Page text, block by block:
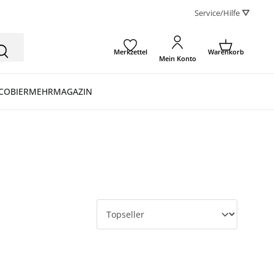
Service/Hilfe ⛛
Merkzettel
Mein Konto
Warenkorb
BIERMEHRMAGAZIN